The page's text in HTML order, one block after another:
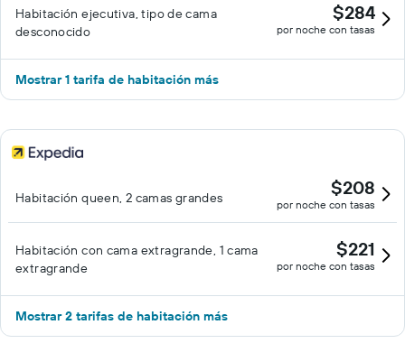
Habitación ejecutiva, tipo de cama
desconocido
$284
por noche con tasas
Mostrar 1 tarifa de habitación más
Habitación queen, 2 camas grandes $208
por noche con tasas
Habitación con cama extragrande, 1 cama
extragrande
$221
por noche con tasas
Mostrar 2 tarifas de habitación más